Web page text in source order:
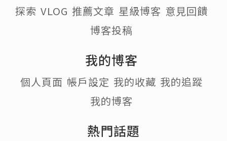
探索 VLOG 推薦文章 星級博客 意見回饋
博客投稿
我的博客
個人頁面 帳戶設定 我的收藏 我的追蹤
我的博客
熱門話題